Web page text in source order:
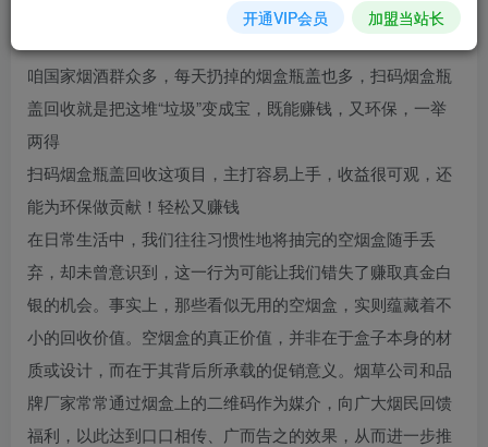
我们不仅能减少环境污染还能创造经济价值
咱国家烟酒群众多，每天扔掉的烟盒瓶盖也多，扫码烟盒瓶
盖回收就是把这堆“垃圾”变成宝，既能赚钱，又环保，一举
两得
扫码烟盒瓶盖回收这项目，主打容易上手，收益很可观，还
能为环保做贡献！轻松又赚钱
在日常生活中，我们往往习惯性地将抽完的空烟盒随手丢
弃，却未曾意识到，这一行为可能让我们错失了赚取真金白
银的机会。事实上，那些看似无用的空烟盒，实则蕴藏着不
小的回收价值。空烟盒的真正价值，并非在于盒子本身的材
质或设计，而在于其背后所承载的促销意义。烟草公司和品
牌厂家常常通过烟盒上的二维码作为媒介，向广大烟民回馈
福利，以此达到口口相传、广而告之的效果，从而进一步推
开通VIP会员 加盟当站长